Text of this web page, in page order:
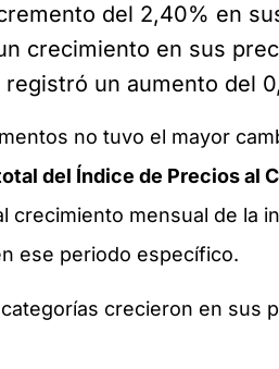
del 2,40% en
crecimiento en sus
registró un aumento del
no tuvo el mayor
del Índice de Precios al
crecimiento mensual de la
ese periodo específico.
crecieron en sus